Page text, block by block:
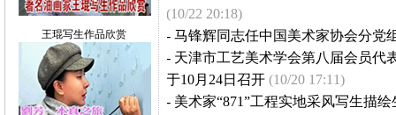
王琨写生作品欣赏
(10/22 20:18)
-马锋辉同志任中国美术家协会分党
- 天津市工艺美术学会第八届会员代
于10月24日召开 (10/20 17:11)
- 美术家“871”工程实地采风写生描